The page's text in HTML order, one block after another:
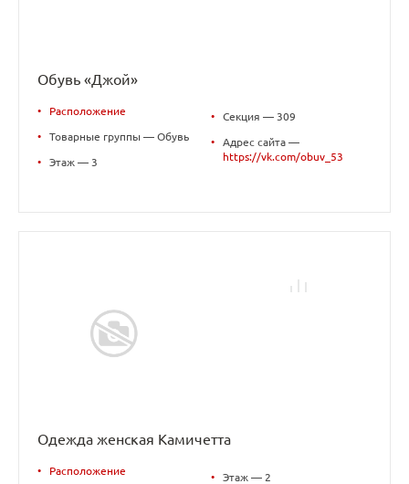
Обувь «Джой»
• Расположение
• Товарные группы — Обувь
• Этаж — 3
• Секция — 309
•
Адрес сайта —
https://vk.com/obuv_53
Одежда женская Камичетта
• Расположение
• Этаж — 2